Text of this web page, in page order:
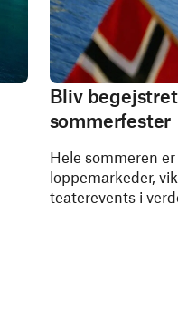
Bliv
sommerfester
Hele sommeren
loppemarkeder,
teaterevents i